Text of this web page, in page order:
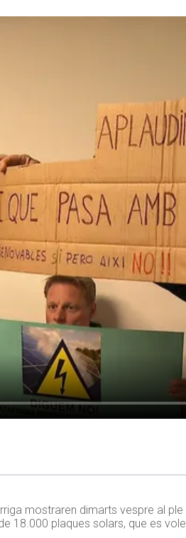
mostraren dimarts vespre al
18.000 plaques solars, que es